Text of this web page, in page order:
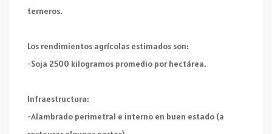
terneros.
Los rendimientos agrícolas estimados son:
-Soja 2500 kilogramos promedio por hectárea.
Infraestructura:
-Alambrado perimetral e interno en buen estado (a